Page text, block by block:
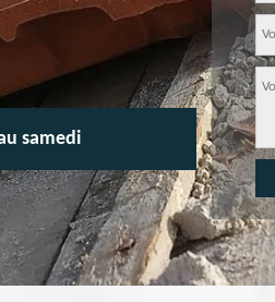
samedi